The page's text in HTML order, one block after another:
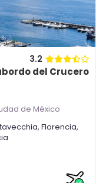
3.2
del Crucero
de México
, Florencia,